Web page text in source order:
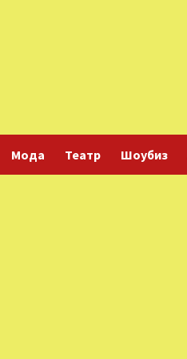
Мода Театр Шоубиз